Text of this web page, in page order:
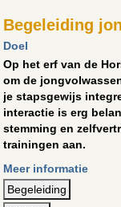
Begeleiding
Doel
Op het erf van de
om de
je stapsgewijs
interactie is erg
stemming en
trainingen aan.
Meer informatie
Begeleiding